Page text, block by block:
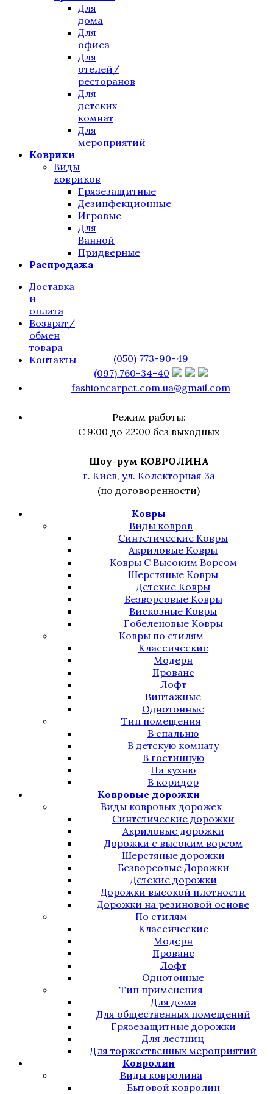
Для
дома
Для
офиса
Для
отелей/
ресторанов
Для
детских
комнат
Для
мероприятий
Коврики
Виды
ковриков
Грязезащитные
Дезинфекционные
Игровые
Для
Ванной
Придверные
Распродажа
Доставка
и
оплата
Возврат/
обмен
товара
Контакты
(050) 773-90-49
(097) 760-34-40
fashioncarpet.com.ua@gmail.com
Режим работы:
С 9:00 до 22:00 без выходных
Шоу-рум КОВРОЛИНА
г. Киев, ул. Колекторная 3а
(по договоренности)
Ковры
Виды ковров
Синтетические Ковры
Акриловые Ковры
Ковры С Высоким Ворсом
Шерстяные Ковры
Детские Ковры
Безворсовые Ковры
Вискозные Ковры
Гобеленовые Ковры
Ковры по стилям
Классические
Модерн
Прованс
Лофт
Винтажные
Однотонные
Тип помещения
В спальню
В детскую комнату
В гостинную
На кухню
В коридор
Ковровые дорожки
Виды ковровых дорожек
Синтетические дорожки
Акриловые дорожки
Дорожки с высоким ворсом
Шерстяные дорожки
Безворсовые Дорожки
Детские дорожки
Дорожки высокой плотности
Дорожки на резиновой основе
По стилям
Классические
Модерн
Прованс
Лофт
Однотонные
Тип применения
Для дома
Для общественных помещений
Грязезащитные дорожки
Для лестниц
Для торжественных мероприятий
Ковролин
Виды ковролина
Бытовой ковролин